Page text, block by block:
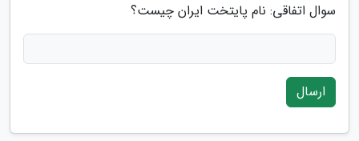
سوال اتفاقی: نام پایتخت ایران چیست؟
ارسال